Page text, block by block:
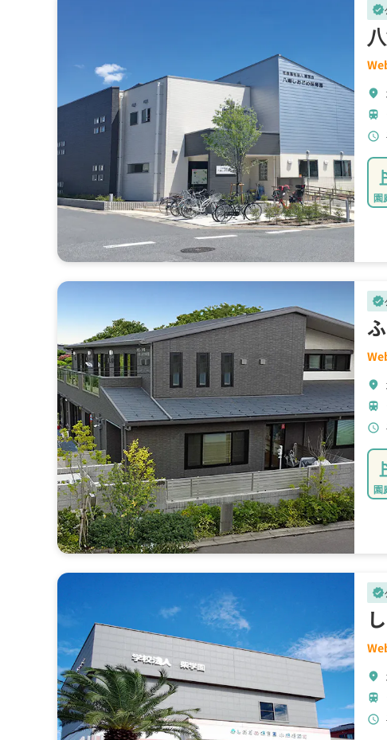
verified
location_on
train
schedule
園
verified
location_on
train
schedule
園
verified
location_on
train
schedule